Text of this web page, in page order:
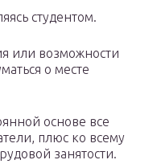
студентом.
или возможности
о месте
основе все
плюс ко всему
занятости.